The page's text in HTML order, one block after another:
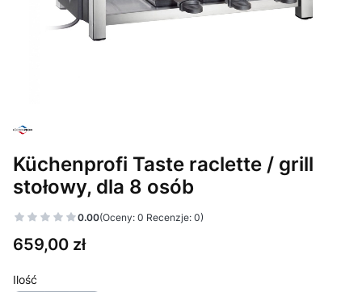
Küchenprofi Taste raclette / grill
stołowy, dla 8 osób
0.00(Oceny: 0 Recenzje: 0)
Cena
659,00 zł
Ilość